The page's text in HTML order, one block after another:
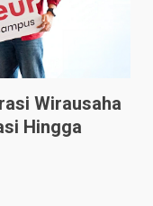
Wirausaha
Hingga